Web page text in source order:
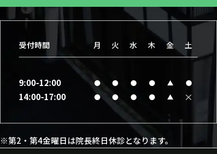
受付時間 月 火 水 木 金 土
9:00-12:00 ● ● ● ● ▲ ●
14:00-17:00 ● ● ● ● ▲ ×
※第2・第4金曜日は院長終日休診となります。